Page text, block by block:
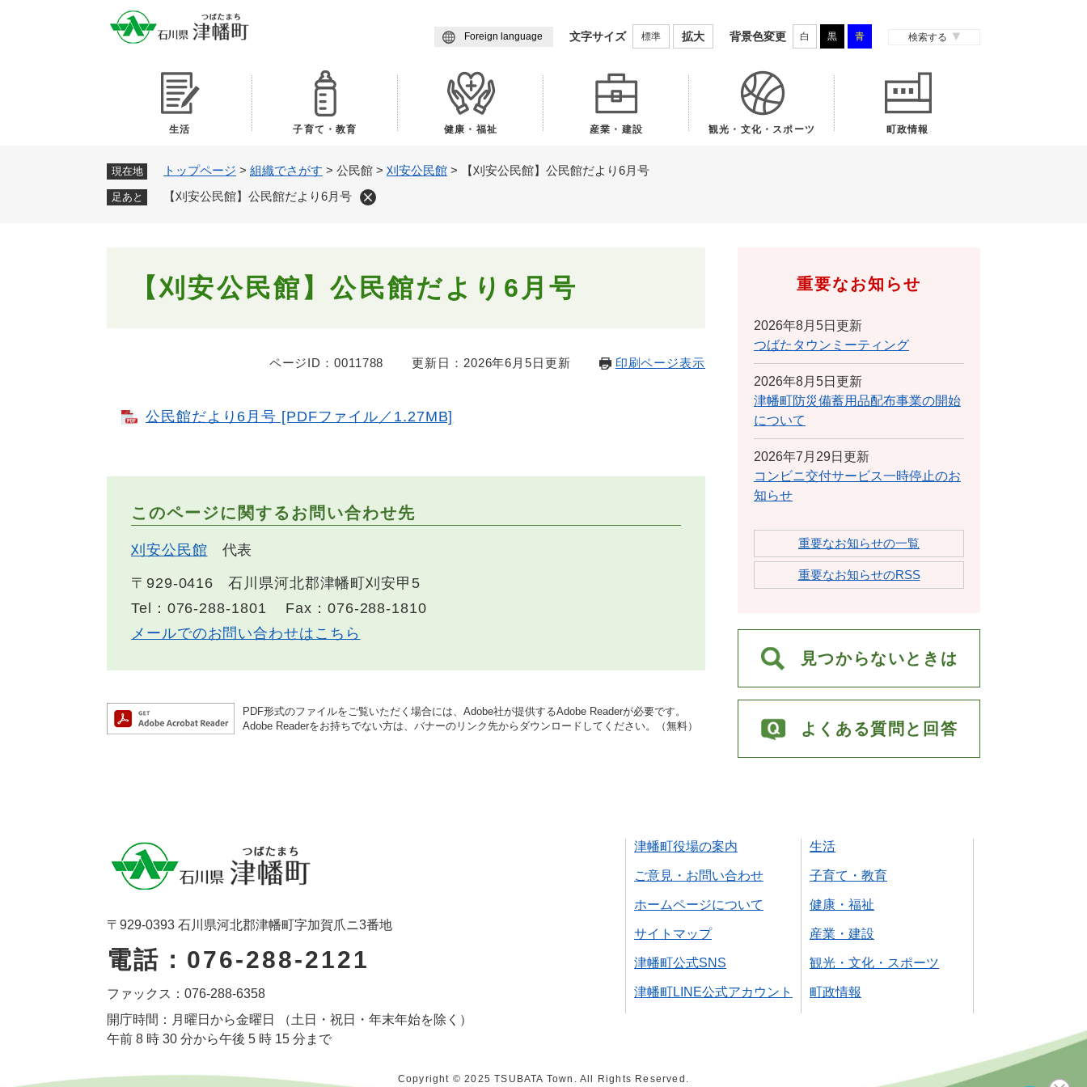
Foreign language 文字サイズ 標準 拡大 背景色変更 白 黒 青 検索する
生活 子育て・教育 健康・福祉 産業・建設 観光・文化・スポーツ 町政情報
現在地 トップページ > 組織でさがす > 公民館 > 刈安公民館 > 【刈安公民館】公民館だより6月号
足あと 【刈安公民館】公民館だより6月号
【刈安公民館】公民館だより6月号
ページID：0011788 更新日：2026年6月5日更新 印刷ページ表示
公民館だより6月号 [PDFファイル／1.27MB]
このページに関するお問い合わせ先
刈安公民館 代表
〒929-0416
石川県河北郡津幡町刈安甲5
Tel：076-288-1801
Fax：076-288-1810
メールでのお問い合わせはこちら
PDF形式のファイルをご覧いただく場合には、Adobe社が提供するAdobe Readerが必要です。
Adobe Readerをお持ちでない方は、バナーのリンク先からダウンロードしてください。（無料）
重要なお知らせ
2026年8月5日更新
つばたタウンミーティング
2026年8月5日更新
津幡町防災備蓄用品配布事業の開始
について
2026年7月29日更新
コンビニ交付サービス一時停止のお
知らせ
重要なお知らせの一覧
重要なお知らせのRSS
見つからないときは
よくある質問と回答
〒929-0393 石川県河北郡津幡町字加賀爪ニ3番地
電話：076-288-2121
ファックス：076-288-6358
開庁時間：月曜日から金曜日 （土日・祝日・年末年始を除く）
午前 8 時 30 分から午後 5 時 15 分まで
津幡町役場の案内
ご意見・お問い合わせ
ホームページについて
サイトマップ
津幡町公式SNS
津幡町LINE公式アカウント
生活
子育て・教育
健康・福祉
産業・建設
観光・文化・スポーツ
町政情報
Copyright © 2025 TSUBATA Town. All Rights Reserved.